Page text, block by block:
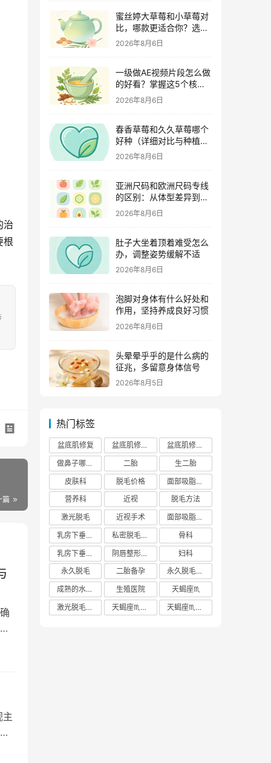
治
根
篇
主
蜜丝婷大草莓和小草莓对
比，哪款更适合你？选购
指南全解析
2026年8月6日
一级做AE视频片段怎么做
的好看？掌握这5个核心
技巧
2026年8月6日
春香草莓和久久草莓哪个
好种（详细对比与种植指
南）
2026年8月6日
亚洲尺码和欧洲尺码专线
的区别：从体型差异到购
物避坑指南
2026年8月6日
肚子大坐着顶着难受怎么
办，调整姿势缓解不适
2026年8月6日
泡脚对身体有什么好处和
作用，坚持养成良好习惯
2026年8月6日
头晕晕乎乎的是什么病的
征兆，多留意身体信号
2026年8月5日
热门标签
盆底肌修复 盆底肌修复医院排行榜
盆底肌修复多少钱
做鼻子哪个正规医院比较出名
二胎
生二胎
皮肤科
脱毛价格
面部吸脂费用
营养科
近视
脱毛方法
激光脱毛
近视手术
面部吸脂多少钱
乳房下垂矫正价格
私密脱毛方法
骨科
乳房下垂矫正费用
阴唇整形手术多少钱
妇科
永久脱毛
二胎备孕
永久脱毛方法
成熟的水蜜桃
生殖医院
天蝎座♏️
激光脱毛价格
天蝎座♏️女生 天蝎座♏️男生